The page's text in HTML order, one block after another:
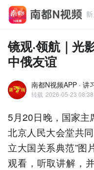
镜观·领航｜光
中俄友谊
南都N视频APP · 讲
转载 2026-05-23 08:38
5月20日晚，国家主
北京人民大会堂共
立大国关系典范”图
观看，听取讲解，